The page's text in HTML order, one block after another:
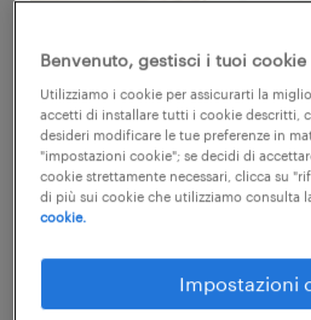
Benvenuto, gestisci i tuoi cookie
Utilizziamo i cookie per assicurarti la
accetti di installare tutti i cookie descritti,
desideri modificare le tue preferenze in
"impostazioni cookie"; se decidi di
cookie strettamente necessari, clicca su
di più sui cookie che utilizziamo consulta
cookie.
Impostazioni